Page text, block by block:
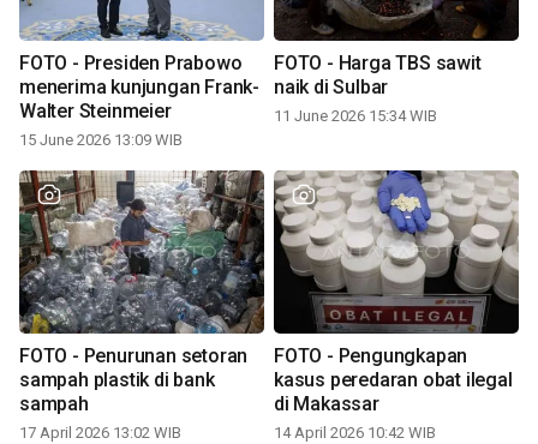
FOTO - Presiden Prabowo
menerima kunjungan Frank-
Walter Steinmeier
15 June 2026 13:09 WIB
FOTO - Harga TBS sawit
naik di Sulbar
11 June 2026 15:34 WIB
FOTO - Penurunan setoran
sampah plastik di bank
sampah
17 April 2026 13:02 WIB
FOTO - Pengungkapan
kasus peredaran obat ilegal
di Makassar
14 April 2026 10:42 WIB